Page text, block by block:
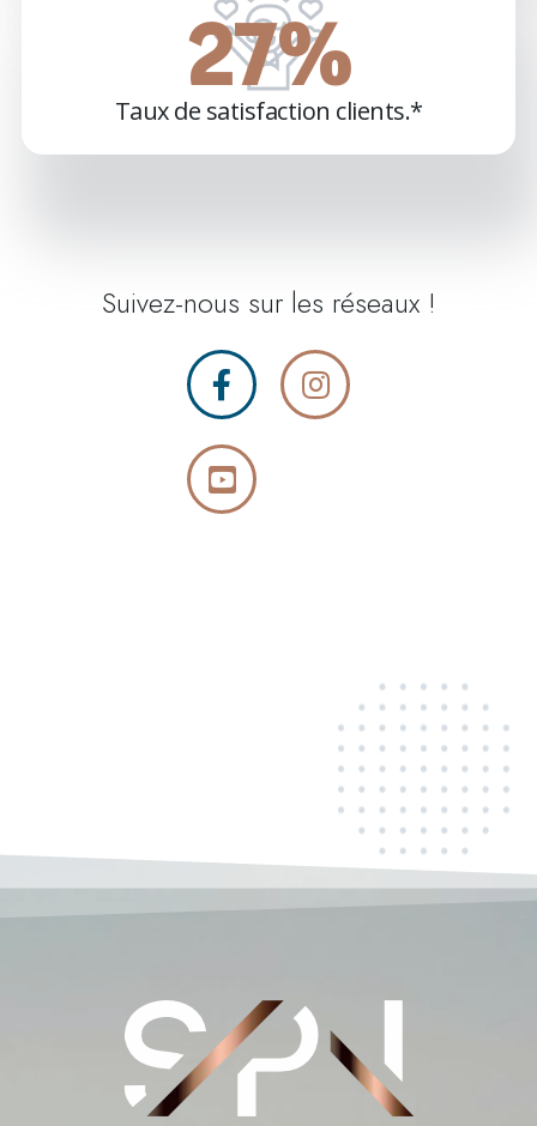
66%
Taux de satisfaction clients.*
Suivez-nous sur les réseaux !